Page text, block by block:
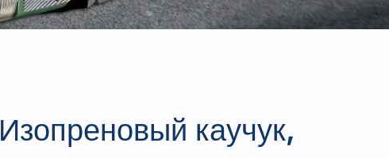
Изопреновый каучук,